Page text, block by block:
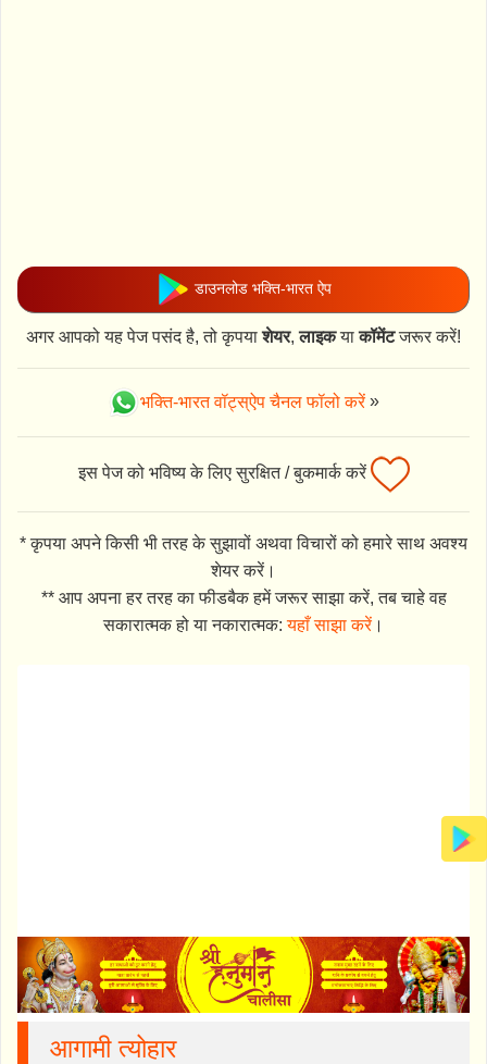
डाउनलोड भक्ति-भारत ऐप
अगर आपको यह पेज पसंद है, तो कृपयाशेयर,लाइकयाकॉमेंटजरूर करें!
भक्ति-भारत वॉट्स्ऐप चैनल फॉलो करें»
इस पेज को भविष्य के लिए सुरक्षित / बुकमार्क करें
* कृपया अपने किसी भी तरह के सुझावों अथवा विचारों को हमारे साथ अवश्य
शेयर करें।
** आप अपना हर तरह का फीडबैक हमें जरूर साझा करें, तब चाहे वह
सकारात्मक हो या नकारात्मक:यहाँ साझा करें।
आगामी त्योहार